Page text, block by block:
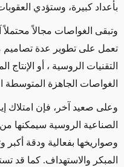
بأعداد كبيرة، وستؤدي
وتبقى الغواصات مجالاًمحتملاً
تعمل على تطوير عدة تصاميم
التقنيات الروسية ، أو الإنتاج
الغواصات الجاهزة المتوسطة
وعلى صعيد آخر، فإن امتلاك
الصناعية الروسية سيمكنها
وصواريخها بفعالية ودقة أكبر
المبكر والاستهداف. كما قد